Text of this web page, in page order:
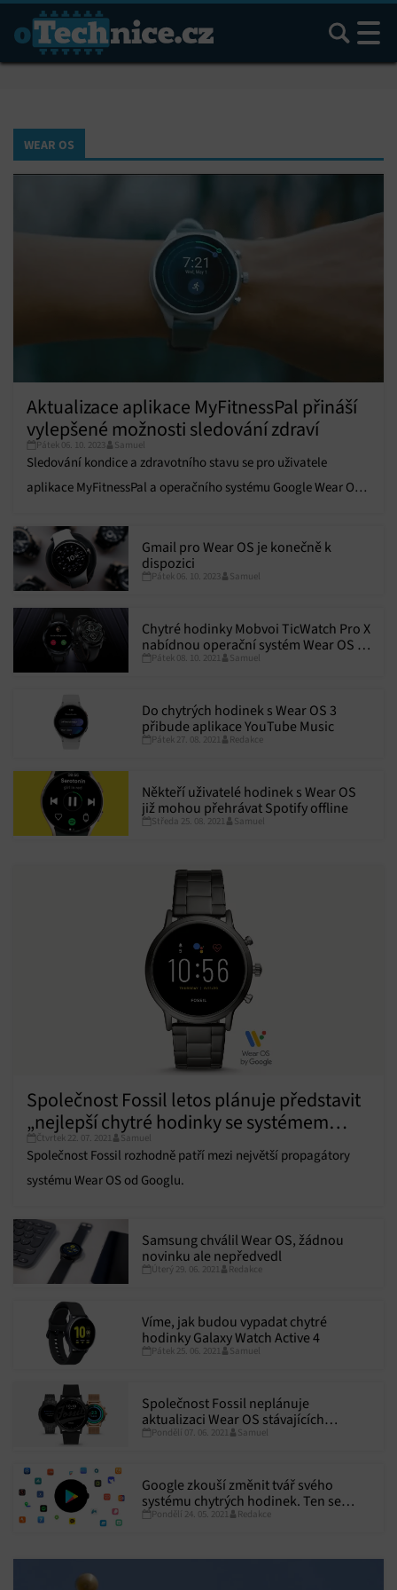
Hledat
WEAR OS
Aktualizace aplikace MyFitnessPal přináší
vylepšené možnosti sledování zdraví
Pátek 06. 10. 2023 Samuel
Sledování kondice a zdravotního stavu se pro uživatele
aplikace MyFitnessPal a operačního systému Google Wear OS
Gmail pro Wear OS je konečně k
dispozici
Pátek 06. 10. 2023 Samuel
Chytré hodinky Mobvoi TicWatch Pro X
nabídnou operační systém Wear OS a
procesor Snapdragon Wear 4100
Pátek 08. 10. 2021 Samuel
Do chytrých hodinek s Wear OS 3
přibude aplikace YouTube Music
Pátek 27. 08. 2021 Redakce
Někteří uživatelé hodinek s Wear OS
již mohou přehrávat Spotify offline
Středa 25. 08. 2021 Samuel
Společnost Fossil letos plánuje představit
„nejlepší chytré hodinky se systémem
Wear OS“
Čtvrtek 22. 07. 2021 Samuel
Společnost Fossil rozhodně patří mezi největší propagátory
systému Wear OS od Googlu.
Samsung chválil Wear OS, žádnou
novinku ale nepředvedl
Úterý 29. 06. 2021 Redakce
Víme, jak budou vypadat chytré
hodinky Galaxy Watch Active 4
Pátek 25. 06. 2021 Samuel
Společnost Fossil neplánuje
aktualizaci Wear OS stávajících
hodinek, představí však Fossil Gen 6
Pondělí 07. 06. 2021 Samuel
Google zkouší změnit tvář svého
systému chytrých hodinek. Ten se
dočká třetí varianty
Pondělí 24. 05. 2021 Redakce